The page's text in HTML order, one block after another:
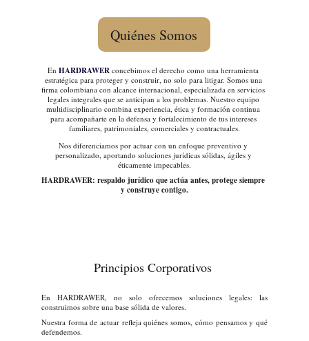
En HARDRAWER concebimos el derecho como una herramienta
estratégica para proteger y construir, no solo para litigar. Somos una
firma colombiana con alcance internacional, especializada en servicios
legales integrales que se anticipan a los problemas. Nuestro equipo
multidisciplinario combina experiencia, ética y formación continua
para acompañarte en la defensa y fortalecimiento de tus intereses
familiares, patrimoniales, comerciales y contractuales.
Nos diferenciamos por actuar con un enfoque preventivo y
personalizado, aportando soluciones jurídicas sólidas, ágiles y
éticamente impecables.
HARDRAWER: respaldo jurídico que actúa antes, protege siempre
y construye contigo.
Quiénes Somos
Principios Corporativos
En HARDRAWER, no solo ofrecemos soluciones legales: las
construimos sobre una base sólida de valores.
Nuestra forma de actuar refleja quiénes somos, cómo pensamos y qué
defendemos.